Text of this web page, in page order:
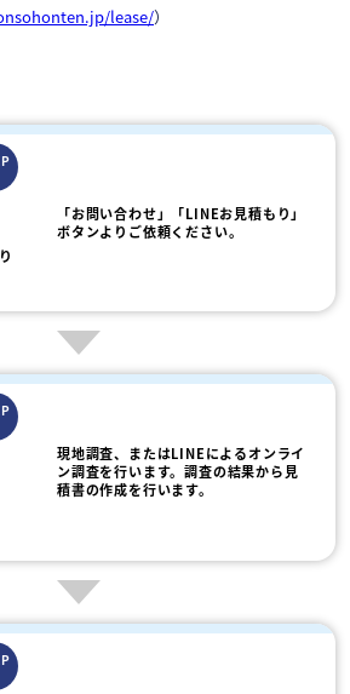
lease/）
「お問い合わせ」「LINEお見積もり」
ボタンよりご依頼ください。
現地調査、またはLINEによるオンライ
ン調査を行います。調査の結果から見
積書の作成を行います。